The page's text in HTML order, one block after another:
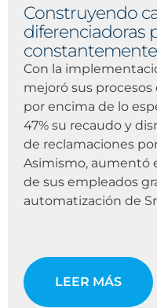
Construyendo
diferenciadoras
constantemente
Con la
mejoró sus
por encima de lo
47% su recaudo y
de reclamaciones
Asimismo, aumentó
de sus empleados
automatización de
LEER MÁS